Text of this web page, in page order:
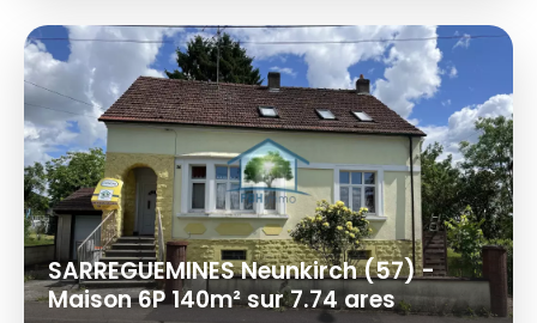
SARREGUEMINES Neunkirch (57) -
Maison 6P 140m² sur 7.74 ares